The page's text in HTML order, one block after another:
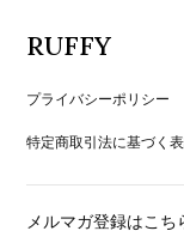
RUFFY
プライバシーポリシー
特定商取引法に基づく
メルマガ登録はこち